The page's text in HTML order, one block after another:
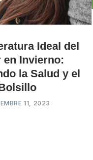
Ideal del
en Invierno:
la Salud y el
11, 2023